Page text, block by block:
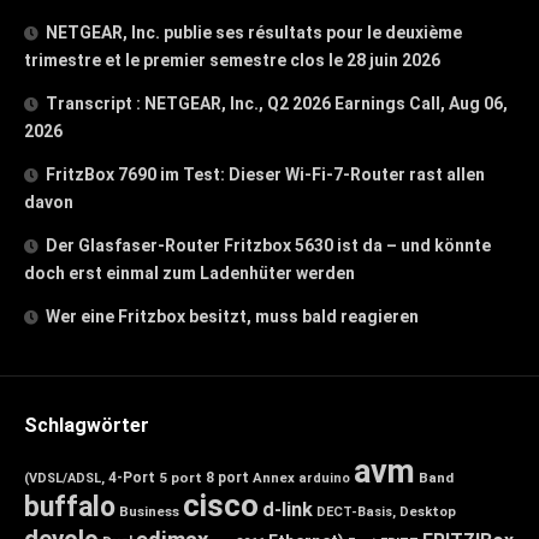
NETGEAR, Inc. publie ses résultats pour le deuxième
trimestre et le premier semestre clos le 28 juin 2026
Transcript : NETGEAR, Inc., Q2 2026 Earnings Call, Aug 06,
2026
FritzBox 7690 im Test: Dieser Wi-Fi-7-Router rast allen
davon
Der Glasfaser-Router Fritzbox 5630 ist da – und könnte
doch erst einmal zum Ladenhüter werden
Wer eine Fritzbox besitzt, muss bald reagieren
Schlagwörter
(VDSL/ADSL, 4-Port 5 port 8 port Annex arduino avm Band
buffalo Business cisco d-link DECT-Basis, Desktop